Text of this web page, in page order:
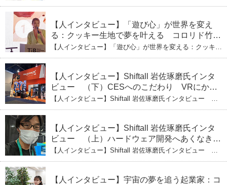
笑いの子育て哲学
生地で夢を叶える コロリド竹内ひとみ（下） 起業は「影
【人インタビュー】「遊び心」が世界を変え
る：クッキー生地で夢を叶える コロリド竹内
ひとみ（上） クッキー生地に込めた「誰でも
できる」という哲学
【人インタビュー】「遊び心」が世界を変える：クッキー
生地で夢を叶える コロリド竹内ひとみ（上） クッキー
【人インタビュー】Shiftall 岩佐琢磨氏インタ
ビュー （下）CESへのこだわり VRにかけ
る未来
【人インタビュー】Shiftall 岩佐琢磨氏インタビュー
（下）CESへのこだわり VRにかける未来
【人インタビュー】Shiftall 岩佐琢磨氏インタ
ビュー （上）ハードウェア開発へあくなき挑
戦 その起業の経緯とは
【人インタビュー】Shiftall 岩佐琢磨氏インタビュー
（上）ハードウェア開発へあくなき挑戦 その起業の経緯
【人インタビュー】宇宙の夢を追う起業家：コ